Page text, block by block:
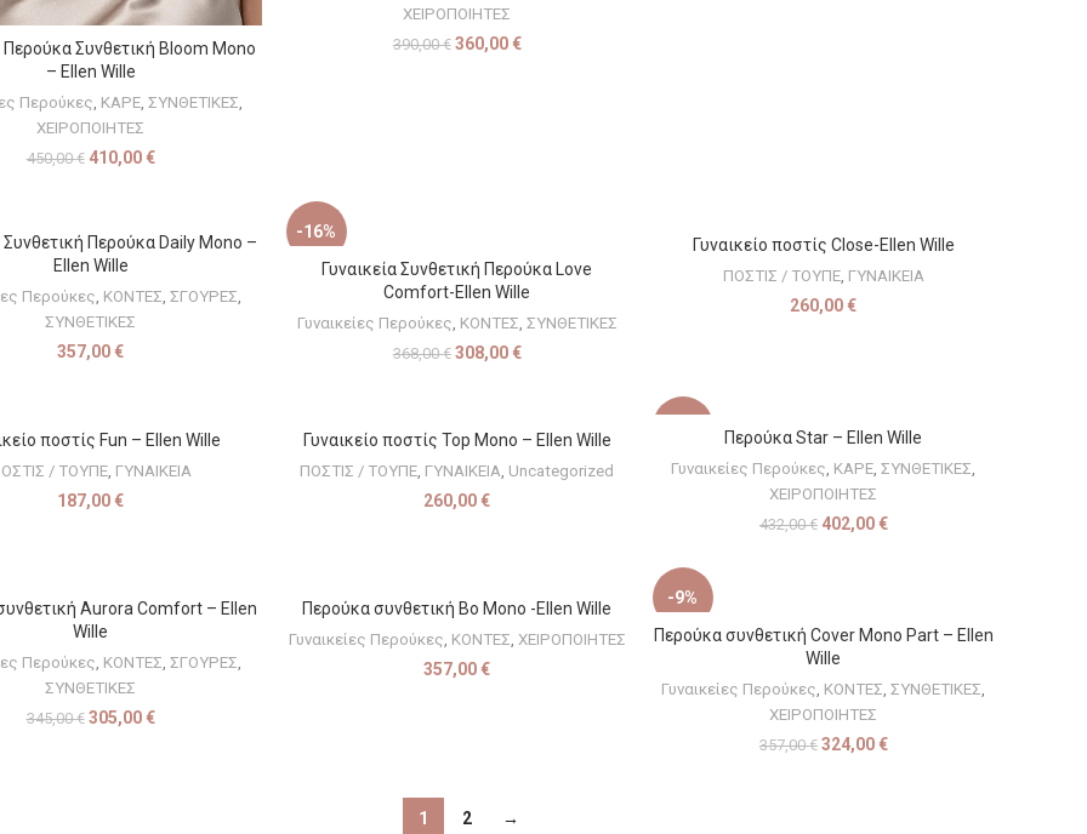
ΕΠΙΛΟΓΉ
Περούκα Συνθετική Bloom Mono
– Ellen Wille
Περούκες, ΚΑΡΕ,ΣΥΝΘΕΤΙΚΕΣ,
ΧΕΙΡΟΠΟΙΗΤΕΣ
450,00€ 410,00 €
ΧΕΙΡΟΠΟΙΗΤΕΣ
390,00€ 360,00 €
ΕΠΙΛΟΓΉ
Συνθετική Περούκα Daily Mono –
Ellen Wille
Περούκες, ΚΟΝΤΕΣ, ΣΓΟΥΡΕΣ,
ΣΥΝΘΕΤΙΚΕΣ
357,00 €
-16%
ΕΠΙΛΟΓΉ
Γυναικεία Συνθετική Περούκα Love
Comfort-Ellen Wille
Γυναικείες Περούκες, ΚΟΝΤΕΣ, ΣΥΝΘΕΤΙΚΕΣ
368,00€ 308,00 €
ΕΠΙΛΟΓΉ
Γυναικείο ποστίς Close-Ellen Wille
ΠΟΣΤΙΣ / ΤΟΥΠΕ, ΓΥΝΑΙΚΕΙΑ
260,00 €
ΕΠΙΛΟΓΉ
ποστίς Fun – Ellen Wille
/ ΤΟΥΠΕ, ΓΥΝΑΙΚΕΙΑ
187,00 €
ΕΠΙΛΟΓΉ
Γυναικείο ποστίς Top Mono – Ellen Wille
ΠΟΣΤΙΣ / ΤΟΥΠΕ ΓΥΝΑΙΚΕΙΑ Uncategorized
260,00 €
ΕΠΙΛΟΓΉ
Περούκα Star – Ellen Wille
Γυναικείες Περούκες, ΚΑΡΕ,ΣΥΝΘΕΤΙΚΕΣ,
ΧΕΙΡΟΠΟΙΗΤΕΣ
432,00€ 402,00 €
ΕΠΙΛΟΓΉ
Aurora Comfort – Ellen
Wille
Περούκες, ΚΟΝΤΕΣ, ΣΓΟΥΡΕΣ,
ΣΥΝΘΕΤΙΚΕΣ
345,00€ 305,00 €
ΕΠΙΛΟΓΉ
Περούκα συνθετική Bo Mono -Ellen Wille
Γυναικείες Περούκες, ΚΟΝΤΕΣ, ΧΕΙΡΟΠΟΙΗΤΕΣ
357,00 €
-9%
ΕΠΙΛΟΓΉ
Περούκα συνθετική Cover Mono Part – Ellen
Wille
Γυναικείες Περούκες, ΚΟΝΤΕΣ,ΣΥΝΘΕΤΙΚΕΣ,
ΧΕΙΡΟΠΟΙΗΤΕΣ
357,00€ 324,00 €
1 2 →